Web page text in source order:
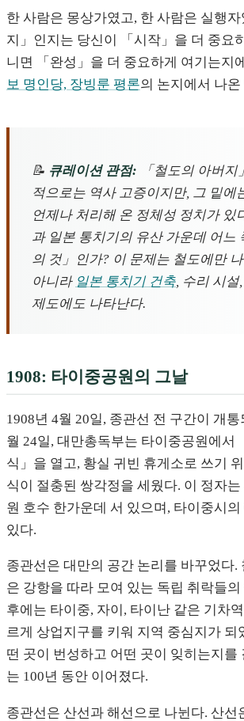
한 사람은 몽상가였고, 한 사람은 실행자
지」인지는 당신이 「시작」을 더 중요
니면 「완성」을 더 중요하게 여기는지
보 명인당, 장빙룬 평론의 논지에서 나온
📝 큐레이션 관점: 「철도의 아버지
적으로는 역사 고증이지만, 그 밑에
언제나 처리해 온 정체성 정치가 있
과 일본 통치기의 유산 가운데 어느
의 것」인가? 이 문제는 철도에만
아니라 일본 통치기 건축, 수리 시설
제도에도 나타난다.
1908: 타이중공원의 그날
1908년 4월 20일, 종관선 전 구간이 개
월 24일, 대만총독부는 타이중공원에서
식」을 열고, 황실 귀빈 휴게소로 쓰기
식이 절충된 쌍각정을 세웠다. 이 정자
원 호수 한가운데 서 있으며, 타이중시
있다.
종관선은 대만의 공간 논리를 바꾸었다.
은 강항을 따라 모여 있는 독립 취락들의
후에는 타이중, 자이, 타이난 같은 기차
르게 상업지구를 키워 지역 중심지가 되
떤 곳이 번성하고 어떤 곳이 잊히는지를
는 100년 동안 이어졌다.
종관선은 산선과 해선으로 나뉜다. 산선